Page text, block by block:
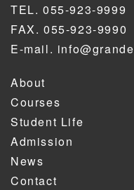
TEL. 055-923-9999
FAX. 055-923-9990
E-mail.
About
Courses
Student Life
Admission
News
Contact